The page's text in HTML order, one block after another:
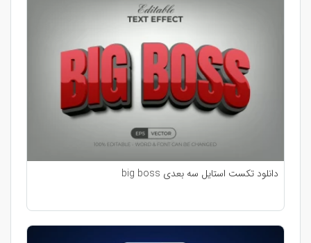
دانلود تکست استایل سه بعدی big boss